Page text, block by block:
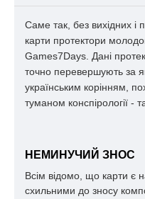
Саме так, без вихідних і
карти протектори
Games7Days. Дані
точно перевершують за
українським корінням,
туманом конспірології -
НЕМИНУЧИЙ ЗНОС
Всім відомо, що карти є
схильними до зносу